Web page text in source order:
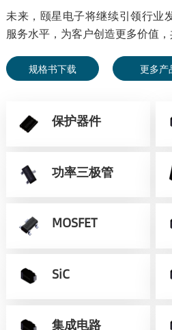
未来，颐星电子将继续引领行业
服务水平，为客户创造更多价值，
规格书下载 更多产
保护器件
功率三极管
MOSFET
SiC
集成电路